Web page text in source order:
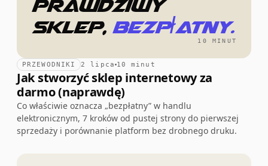
Prawdziwy
sklep, bezpłatny.
10 MINUT
PRZEWODNIKI 2 lipca 10 minut
Jak stworzyć sklep internetowy za
darmo (naprawdę)
Co właściwie oznacza „bezpłatny” w handlu
elektronicznym, 7 kroków od pustej strony do pierwszej
sprzedaży i porównanie platform bez drobnego druku.